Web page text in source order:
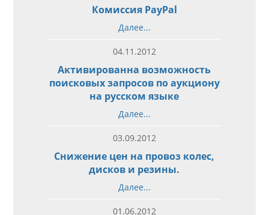
Комиссия PayPal
Далее...
04.11.2012
Активированна возможность
поисковых запросов по аукциону
на русском языке
Далее...
03.09.2012
Снижение цен на провоз колес,
дисков и резины.
Далее...
01.06.2012